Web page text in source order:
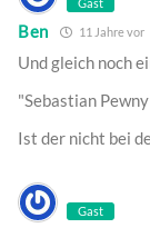
Ben 11 Jahre vor
Und gleich noch
"Sebastian
Ist der nicht bei
Gast